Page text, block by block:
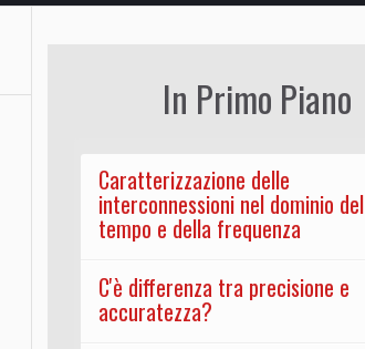
In Primo Piano
Caratterizzazione delle
interconnessioni nel dominio del
tempo e della frequenza
C'è differenza tra precisione e
accuratezza?